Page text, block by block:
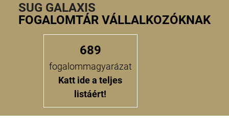
SUG GALAXIS
FOGALOMTÁR VÁLLALKOZÓKNAK
689
fogalommagyarázat
Katt ide a teljes
listáért!